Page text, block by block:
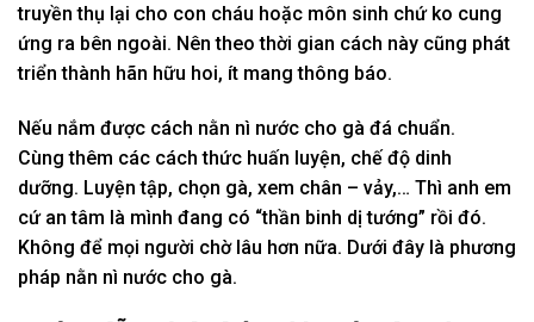
truyền thụ lại cho con cháu hoặc môn sinh chứ ko cung
ứng ra bên ngoài. Nên theothời gian cách này cũng phát
triển thành hãn hữu hoi, ít mang thông báo.
Nếu nắm được cách nằn nì nước cho gà đá chuẩn.
Cùng thêm các cách thức huấn luyện, chế độ dinh
dưỡng. Luyện tập, chọn gà, xem chân – vảy,… Thì anh em
cứ an tâm là mình đang có “thần binh dị tướng” rồi đó.
Không để mọi người chờ lâu hơn nữa. Dưới đây là phương
pháp nằn nì nước cho gà.